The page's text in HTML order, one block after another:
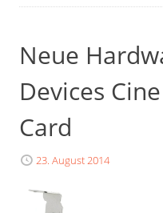
Neue
Devices
Card
23. August 2014